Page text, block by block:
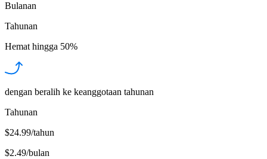
Bulanan
Tahunan
Hemat hingga 50%
dengan beralih ke keanggotaan tahunan
Tahunan
$24.99/tahun
$2.49/bulan